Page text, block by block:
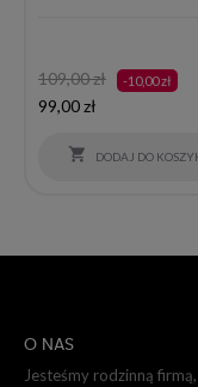
Cena
podstawowa
109,00 zł -10,00 zł
99,00 zł
 DODAJ DO
O NAS
Jesteśmy rodzinną